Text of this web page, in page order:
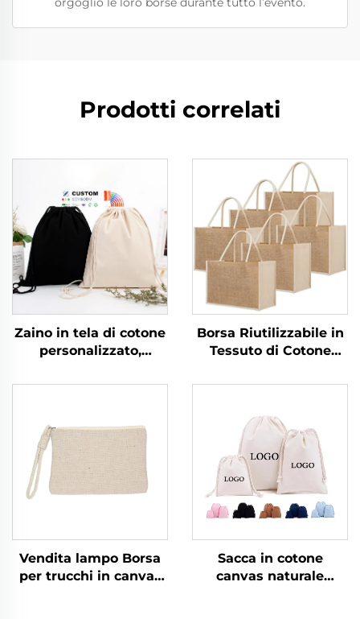
Prodotti correlati
Zaino in tela di cotone
personalizzato,
viaggi all'aperto, uso
Borsa Riutilizzabile in
Tessuto di Cotone
con Disegno
Organica e Sostenibile,
con Materiale in Juta,
per la Spiaggia e la
Spesa
Vendita lampo Borsa
per trucchi in canvas
Sacca in cotone
canvas naturale